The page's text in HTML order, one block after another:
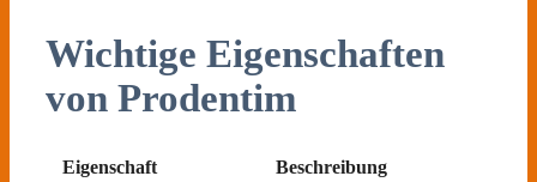
Wichtige Eigenschaften
von Prodentim
Eigenschaft Beschreibung